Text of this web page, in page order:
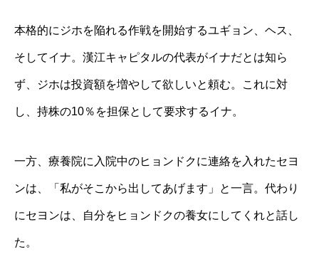
本格的にジホを陥れる作戦を開始するユギョン、ヘス、
そしてイナ。漢江キャピタルの代表がイナだとは知ら
ず、ジホは投資額を増やして欲しいと頼む。これに対
し、持株の10％を担保として要求するイナ。
一方、療養院に入院中のヒョンドクに連絡を入れたセヨ
ンは、「私がそこから出してあげます」と一言。代わり
にセヨンは、自分をヒョンドクの養女にしてくれと話し
た。